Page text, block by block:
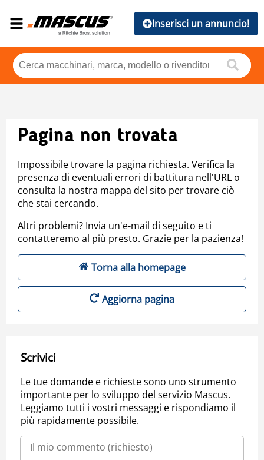
Inserisci un annuncio!
Pagina non trovata
Impossibile trovare la pagina richiesta. Verifica la
presenza di eventuali errori di battitura nell'URL o
consulta la nostra mappa del sito per trovare ciò
che stai cercando.
Altri problemi? Invia un'e-mail di seguito e ti
contatteremo al più presto. Grazie per la pazienza!
Torna alla homepage
Aggiorna pagina
Scrivici
Le tue domande e richieste sono uno strumento
importante per lo sviluppo del servizio Mascus.
Leggiamo tutti i vostri messaggi e rispondiamo il
più rapidamente possibile.